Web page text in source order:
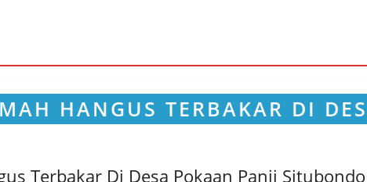
Terbakar Di Desa Pokaan Panji Situbondo